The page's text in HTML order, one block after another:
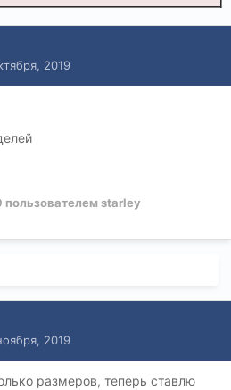
2019
пользователем starley
2019
размеров, теперь ставлю